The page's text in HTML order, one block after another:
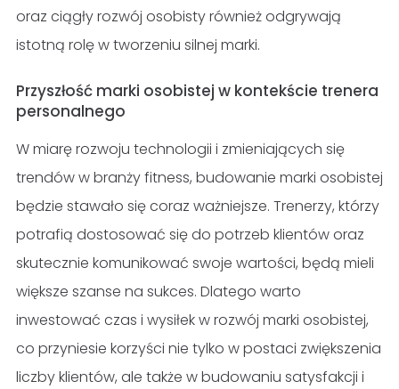
oraz ciągły rozwój osobisty również odgrywają
istotną rolę w tworzeniu silnej marki.
Przyszłość marki osobistej w kontekście trenera
personalnego
W miarę rozwoju technologii i zmieniających się
trendów w branży fitness, budowanie marki osobistej
będzie stawało się coraz ważniejsze. Trenerzy, którzy
potrafią dostosować się do potrzeb klientów oraz
skutecznie komunikować swoje wartości, będą mieli
większe szanse na sukces. Dlatego warto
inwestować czas i wysiłek w rozwój marki osobistej,
co przyniesie korzyści nie tylko w postaci zwiększenia
liczby klientów, ale także w budowaniu satysfakcji i